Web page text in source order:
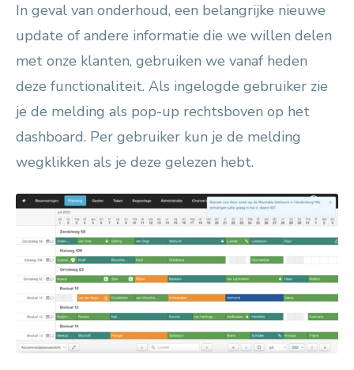
In geval van onderhoud, een belangrijke nieuwe
update of andere informatie die we willen delen
met onze klanten, gebruiken we vanaf heden
deze functionaliteit. Als ingelogde gebruiker zie
je de melding als pop-up rechtsboven op het
dashboard. Per gebruiker kun je de melding
wegklikken als je deze gelezen hebt.